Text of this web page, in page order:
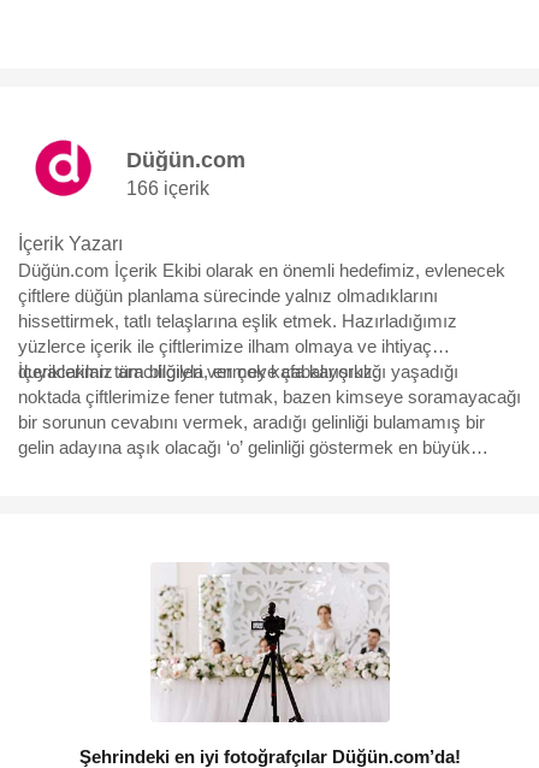
Düğün.com
166 içerik
İçerik Yazarı
Düğün.com İçerik Ekibi olarak en önemli hedefimiz, evlenecek
çiftlere düğün planlama sürecinde yalnız olmadıklarını
hissettirmek, tatlı telaşlarına eşlik etmek. Hazırladığımız
yüzlerce içerik ile çiftlerimize ilham olmaya ve ihtiyaç
duyacakları tüm bilgileri vermeye çabalıyoruz.
İçeriklerimiz aracılığıyla, en çok kafa karışıklığı yaşadığı
noktada çiftlerimize fener tutmak, bazen kimseye soramayacağı
bir sorunun cevabını vermek, aradığı gelinliği bulamamış bir
gelin adayına aşık olacağı ‘o’ gelinliği göstermek en büyük
Şehrindeki en iyi fotoğrafçılar Düğün.com’da!